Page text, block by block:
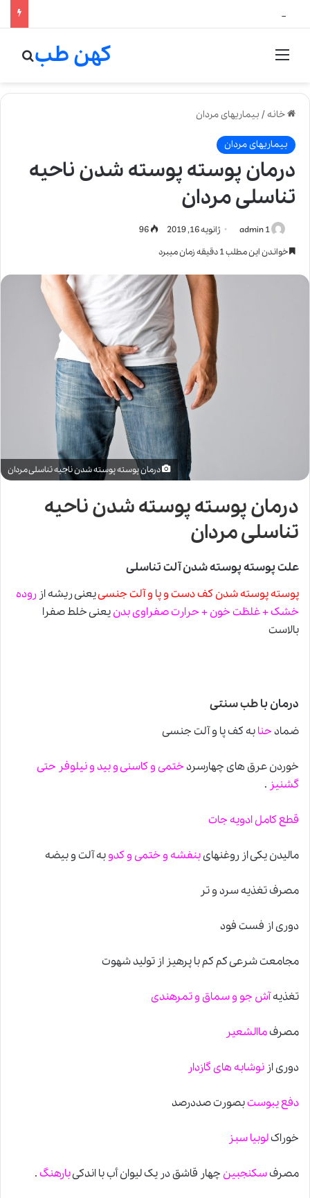
منو کهن طب
خانه/ بیماریهای مردان
بیماریهای مردان
درمان پوسته پوسته شدن ناحیه
تناسلی مردان
admin 1 ژانویه 16, 2019
خواندن این مطلب 1 دقیقه زمان میبرد
درمان پوسته پوسته شدن ناجیه تناسلی مردان
درمان پوسته پوسته شدن ناحیه
تناسلی مردان
علت پوسته پوسته شدن آلت تناسلی
پوسته پوسته شدن کف دست و پا وآلت جنسییعنی ریشه از روده
خشک + غلظت خون + حرارت صفراوی بدنیعنی خلط صفرا
بالاست
درمان باطب سنتی
ضمادحنابه کف پا و آلت جنسی
خوردن عرق های چهارسردختمی و کاسنی و بید و نیلوفر حتی
گشنیز .
قطع کامل ادویه جات
مالیدن یکی از روغنهایبنفشه و ختمی و کدوبه آلت و بیضه
مصرف تغذیه سردوتر
دوری از فست فود
مجامعت شرعی کم کم با پرهیز از تولید شهوت
تغذیهآش جو و سماق و تمرهندی
مصرفماالشعیر
دوری از نوشابه های گازدار
دفع یبوستبصورت صددرصد
خوراکلوبیا سبز
مصرفسکنجبین چهار قاشق در یک لیوان أب با اندکیبارهنگ.